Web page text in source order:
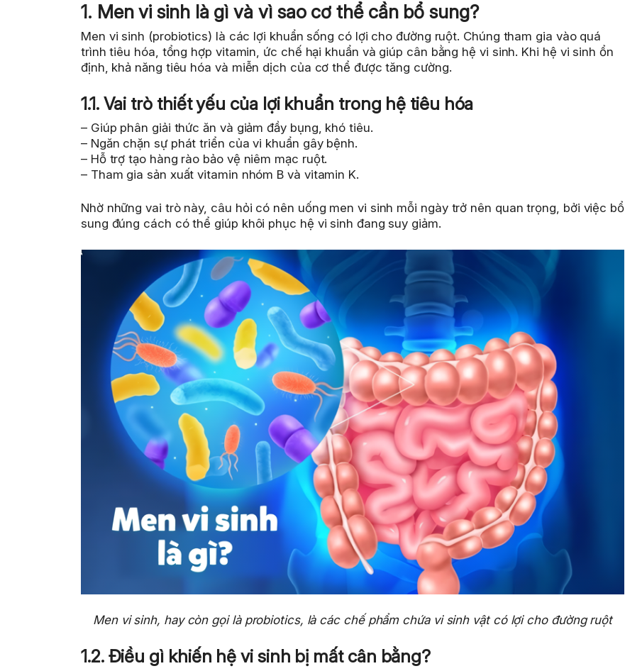
1. Men vi sinh là gì và vì sao cơ thể cần bổ sung?
Men vi sinh (probiotics) là các lợi khuẩn sống có lợi cho đường ruột. Chúng tham gia vào quá
trình tiêu hóa, tổng hợp vitamin, ức chế hại khuẩn và giúp cân bằng hệ vi sinh. Khi hệ vi sinh ổn
định, khả năng tiêu hóa và miễn dịch của cơ thể được tăng cường.
1.1. Vai trò thiết yếu của lợi khuẩn trong hệ tiêu hóa
– Giúp phân giải thức ăn và giảm đầy bụng, khó tiêu.
– Ngăn chặn sự phát triển của vi khuẩn gây bệnh.
– Hỗ trợ tạo hàng rào bảo vệ niêm mạc ruột.
– Tham gia sản xuất vitamin nhóm B và vitamin K.
Nhờ những vai trò này, câu hỏi có nên uống men vi sinh mỗi ngày trở nên quan trọng, bởi việc bổ
sung đúng cách có thể giúp khôi phục hệ vi sinh đang suy giảm.
Men vi sinh, hay còn gọi là probiotics, là các chế phẩm chứa vi sinh vật có lợi cho đường ruột
1.2. Điều gì khiến hệ vi sinh bị mất cân bằng?